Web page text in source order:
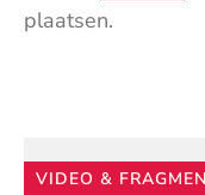
plaatsen.
Andere
VIDEO &